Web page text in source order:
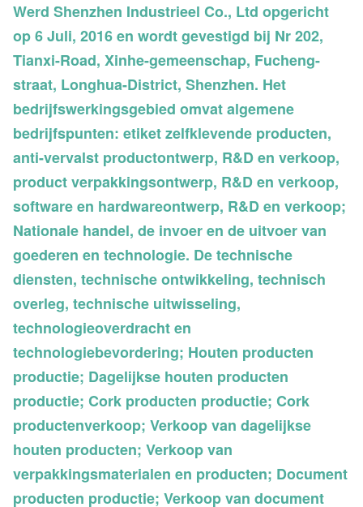
Werd Shenzhen Industrieel Co., Ltd opgericht
op 6 Juli, 2016 en wordt gevestigd bij Nr 202,
Tianxi-Road, Xinhe-gemeenschap, Fucheng-
straat, Longhua-District, Shenzhen. Het
bedrijfswerkingsgebied omvat algemene
bedrijfspunten: etiket zelfklevende producten,
anti-vervalst productontwerp, R&D en verkoop,
product verpakkingsontwerp, R&D en verkoop,
software en hardwareontwerp, R&D en verkoop;
Nationale handel, de invoer en de uitvoer van
goederen en technologie. De technische
diensten, technische ontwikkeling, technisch
overleg, technische uitwisseling,
technologieoverdracht en
technologiebevordering; Houten producten
productie; Dagelijkse houten producten
productie; Cork producten productie; Cork
productenverkoop; Verkoop van dagelijkse
houten producten; Verkoop van
verpakkingsmaterialen en producten; Document
producten productie; Verkoop van document